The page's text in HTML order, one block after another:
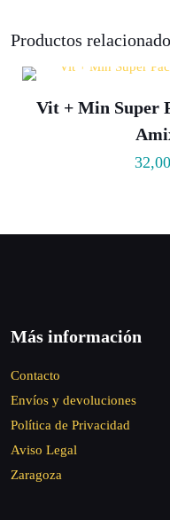
Productos
Vit + Min Super
32,00
Más información
Contacto
Envíos y devoluciones
Política de Privacidad
Aviso Legal
Zaragoza